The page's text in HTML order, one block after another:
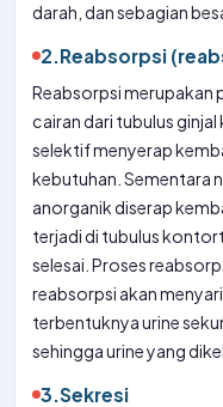
darah, dan sebagian
2.Reabsorpsi
Reabsorpsi merupakan
cairan dari tubulus
selektif menyerap
kebutuhan. Sementara
anorganik diserap
terjadi di tubulus
selesai. Proses
reabsorpsi akan
terbentuknya urine
sehingga urine yang
3.Sekresi